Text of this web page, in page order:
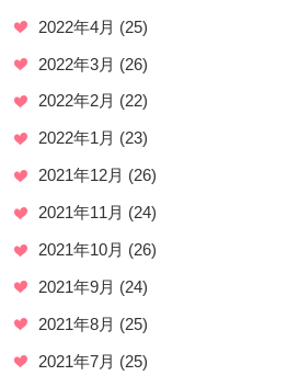
2022年4月 (25)
2022年3月 (26)
2022年2月 (22)
2022年1月 (23)
2021年12月 (26)
2021年11月 (24)
2021年10月 (26)
2021年9月 (24)
2021年8月 (25)
2021年7月 (25)